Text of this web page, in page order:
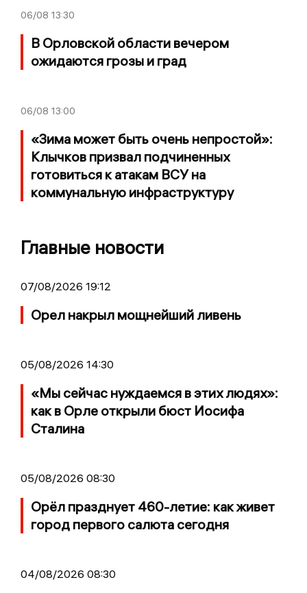
06/08 13:30
В Орловской области вечером
ожидаются грозы и град
06/08 13:00
«Зима может быть очень непростой»:
Клычков призвал подчиненных
готовиться к атакам ВСУ на
коммунальную инфраструктуру
Главные новости
07/08/2026 19:12
Орел накрыл мощнейший ливень
05/08/2026 14:30
«Мы сейчас нуждаемся в этих людях»:
как в Орле открыли бюст Иосифа
Сталина
05/08/2026 08:30
Орёл празднует 460-летие: как живет
город первого салюта сегодня
04/08/2026 08:30